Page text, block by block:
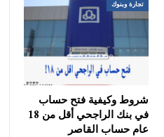
تجارة وبنوك
شروط وكيفية فتح حساب
في بنك الراجحي أقل من 18
عام حساب القاصر